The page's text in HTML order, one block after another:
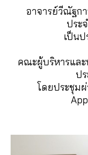
อาจารย์วีณัฐก
ประ
เป็นป
คณะผู้บริหารและ
ป
โดยประชุม